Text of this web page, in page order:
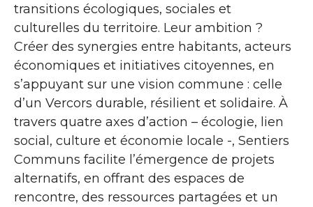
transitions écologiques, sociales et
culturelles du territoire. Leur ambition ?
Créer des synergies entre habitants, acteurs
économiques et initiatives citoyennes, en
s’appuyant sur une vision commune : celle
d’un Vercors durable, résilient et solidaire. À
travers quatre axes d’action – écologie, lien
social, culture et économie locale -, Sentiers
Communs facilite l’émergence de projets
alternatifs, en offrant des espaces de
rencontre, des ressources partagées et un